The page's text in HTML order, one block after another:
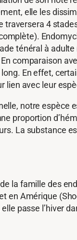
elle les
traversera 4
ténéral à
comparaison
En effet,
lien avec leur
notre espèce
proportion
La substance
la famille des
en Amérique
passe l’hiver